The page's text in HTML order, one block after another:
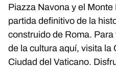
Piazza Navona y el
partida definitivo de la
construido de Roma.
de la cultura aquí, visita la
Ciudad del Vaticano.